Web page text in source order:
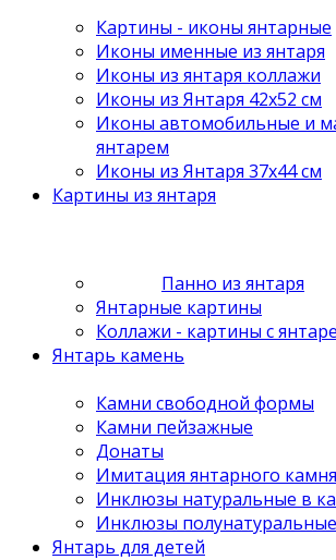
Картины - иконы янтарные
Иконы именные из янтаря
Иконы из янтаря коллажи
Иконы из Янтаря 42х52 см
Иконы автомобильные и
янтарем
Иконы из Янтаря 37х44 см
Картины из янтаря
Панно из янтаря
Янтарные картины
Коллажи - картины с
Янтарь камень
Камни свободной формы
Камни пейзажные
Донаты
Имитация янтарного камня
Инклюзы натуральные в
Инклюзы
Янтарь для детей